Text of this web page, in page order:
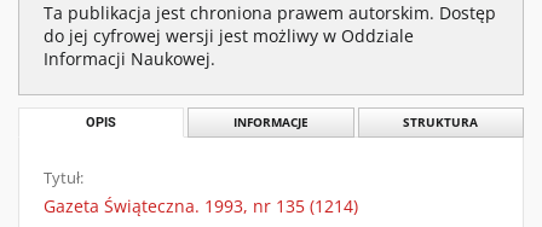
Ta publikacja jest chroniona prawem autorskim. Dostęp
do jej cyfrowej wersji jest możliwy w Oddziale
Informacji Naukowej.
OPIS INFORMACJE STRUKTURA
Tytuł:
Gazeta Świąteczna. 1993, nr 135 (1214)